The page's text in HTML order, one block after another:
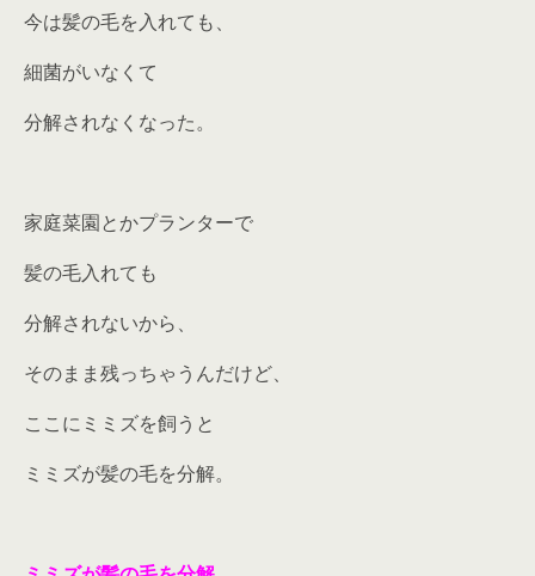
今は髪の毛を入れても、
細菌がいなくて
分解されなくなった。
家庭菜園とかプランターで
髪の毛入れても
分解されないから、
そのまま残っちゃうんだけど、
ここにミミズを飼うと
ミミズが髪の毛を分解。